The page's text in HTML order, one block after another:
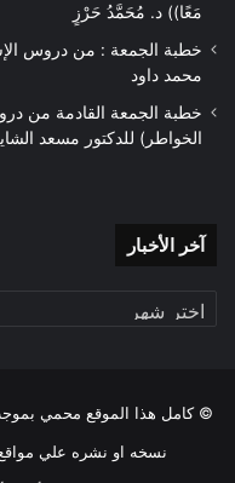
مَعًا)) د. مُحَمَّدُ حَرْزٍ
خطبة الجمعة : من دروس
محمد داود
خطبة الجمعة القادمة من
الخواطر) للدكتور مسعد
آخر الأخبار
© كامل هذا الموقع محمي
نسخه او نشره علي